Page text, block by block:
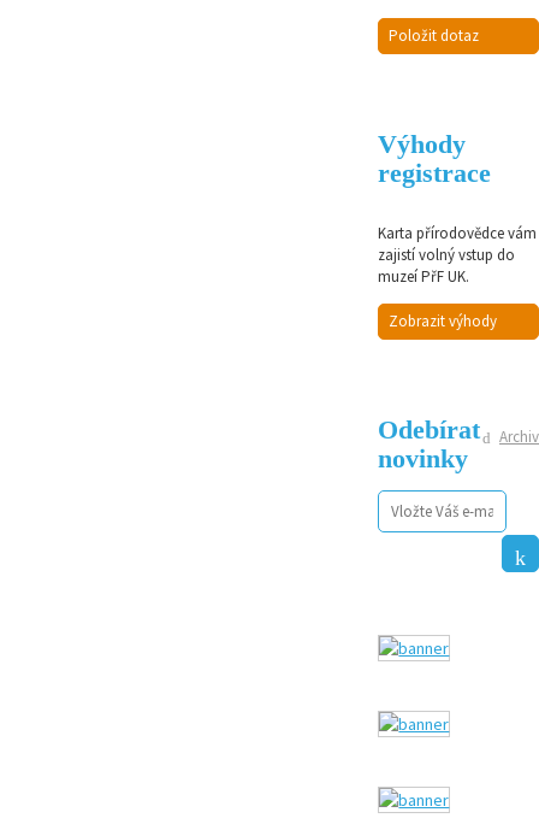
Položit dotaz
Výhody
registrace
Karta přírodovědce vám
zajistí volný vstup do
muzeí PřF UK.
Zobrazit výhody
Archiv
Odebírat
novinky